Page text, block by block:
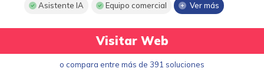
Asistente IA Equipo comercial Ver más
Visitar Web
o compara entre más de 391 soluciones